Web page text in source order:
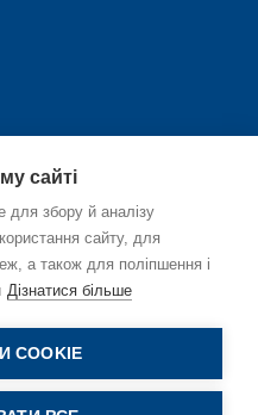
сайті
збору й аналізу
сайту, для
а також для поліпшення і
Дізнатися більше
COOKIE